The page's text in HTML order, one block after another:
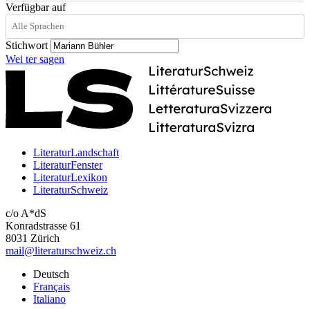
Verfügbar auf
Stichwort
Wei ter sagen
LiteraturLandschaft
LiteraturFenster
LiteraturLexikon
LiteraturSchweiz
c/o A*dS
Konradstrasse 61
8031 Zürich
mail@literaturschweiz.ch
Deutsch
Français
Italiano